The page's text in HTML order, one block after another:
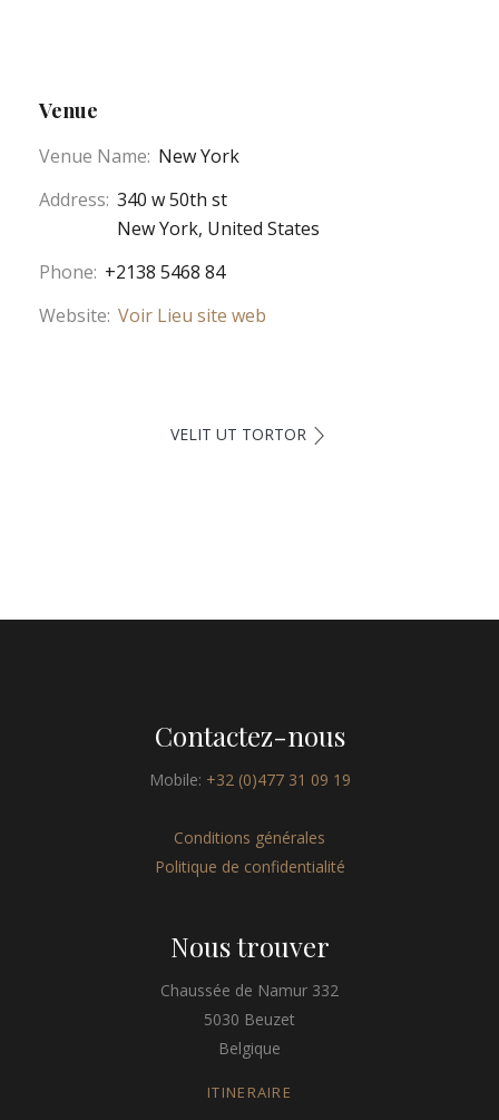
Venue
Venue Name: New York
Address: 340 w 50th st
New York, United States
Phone: +2138 5468 84
Website: Voir Lieu site web
VELIT UT TORTOR
Contactez-nous
Mobile: +32 (0)477 31 09 19
Conditions générales
Politique de confidentialité
Nous trouver
Chaussée de Namur 332
5030 Beuzet
Belgique
ITINERAIRE